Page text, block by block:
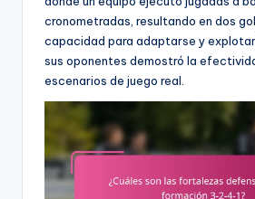
cronometradas, resultando en dos
capacidad para adaptarse y
sus oponentes demostró la
escenarios de juego real.